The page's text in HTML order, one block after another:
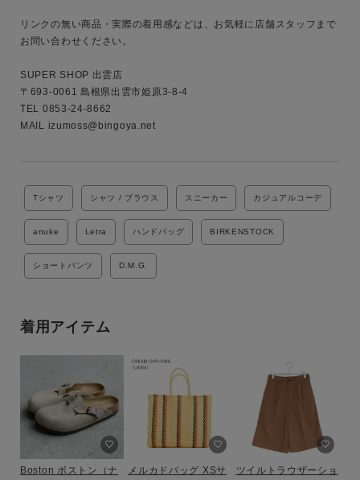
ブランド
リンクの無い商品・実際の着用感などは、お気軽に店舗スタッフまで
お問い合わせください。
SUPER SHOP 出雲店
〒693-0061 島根県出雲市姫原3-8-4
TEL 0853-24-8662
MAIL izumoss@bingoya.net
Tシャツ シャツ / ブラウス スニーカー カジュアルコーデ
anuke Letra ハンドバッグ BIRKENSTOCK
ショートパンツ D.M.G.
着用アイテム
Boston ボストン（ナ
メルカドバッグ XSサ
ツイルトラウザーショ